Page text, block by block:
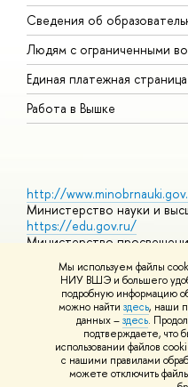
Мы используем файлы
НИУ ВШЭ и большего
подробную информацию
можно найти здесь, наши
данных –здесь.
подтверждаете, что
использовании файлов
с нашими правилами
можете отключить
Сведения об
Людям с ограниченными
Единая платежная страница
Работа в Вышке
http://
Министерство науки и
https://edu.gov.ru/
Министерство
Массовые открытые
© НИУ ВШЭ 1993–2026
использования материалов
Шрифты HSE Sans и HSE Slab